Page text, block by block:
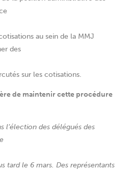
au sein de la MMJ
des
sur les cotisations.
de maintenir cette procédure
l’élection des délégués des
tard le 6 mars. Des représentants